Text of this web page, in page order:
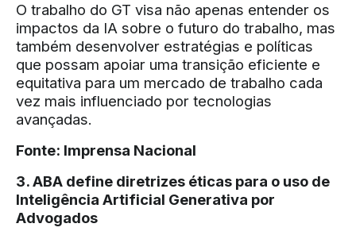
O trabalho do GT visa não apenas entender os
impactos da IA sobre o futuro do trabalho, mas
também desenvolver estratégias e políticas
que possam apoiar uma transição eficiente e
equitativa para um mercado de trabalho cada
vez mais influenciado por tecnologias
avançadas.
Fonte: Imprensa Nacional
3. ABA define diretrizes éticas para o uso de
Inteligência Artificial Generativa por
Advogados